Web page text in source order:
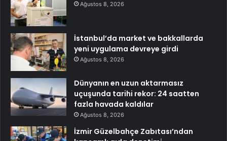
Ağustos 8, 2026
İstanbul’da market ve bakkallarda
yeni uygulama devreye girdi
Ağustos 8, 2026
Dünyanın en uzun aktarmasız
uçuşunda tarihi rekor: 24 saatten
fazla havada kaldılar
Ağustos 8, 2026
İzmir Güzelbahçe Zabıtası’ndan